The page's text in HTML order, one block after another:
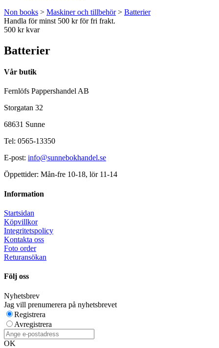
Non books > Maskiner och tillbehör> Batterier
Handla för minst 500 kr för fri frakt.
500 kr kvar
Batterier
Vår butik
Fernlöfs Pappershandel AB
Storgatan 32
68631 Sunne
Tel: 0565-13350
E-post: info@sunnebokhandel.se
Öppettider: Mån-fre 10-18, lör 11-14
Information
Startsidan
Köpvillkor
Integritetspolicy
Kontakta oss
Foto order
Returansökan
Följ oss
Nyhetsbrev
Jag vill prenumerera på nyhetsbrevet
Registrera
Avregistrera
OK